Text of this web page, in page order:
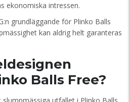
ekonomiska intressen.
grundläggande för Plinko Balls
kan aldrig helt garanteras
Balls Free?